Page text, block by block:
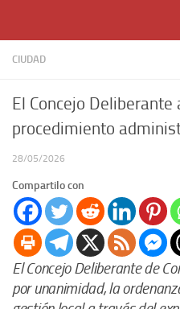
CIUDAD
El Concejo
procedimiento
28/05/2026
Compartilo con
El Concejo Deliberante de
por unanimidad, la